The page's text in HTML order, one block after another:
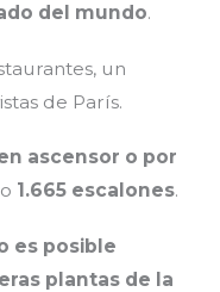
del mundo.
un
de París.
ascensor o por
1.665 escalones.
es posible
plantas de la